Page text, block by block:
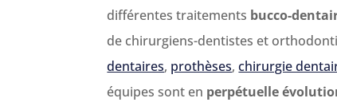
différentes traitements bucco-
de chirurgiens-dentistes et
dentaires, prothèses,chirurgie
équipes sont en perpétuelle